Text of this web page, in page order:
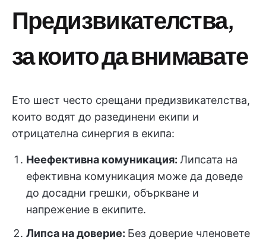
Предизвикателства,
за които да внимавате
Ето шест често срещани предизвикателства,
които водят до разединени екипи и
отрицателна синергия в екипа:
Неефективна комуникация: Липсата на
ефективна комуникация може да доведе
до досадни грешки, объркване и
напрежение в екипите.
Липса на доверие: Без доверие членовете